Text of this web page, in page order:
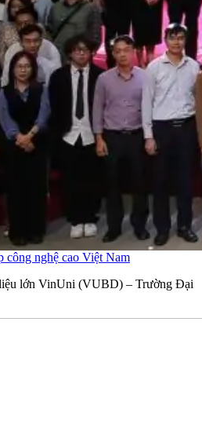
công nghệ cao Việt Nam
lớn VinUni (VUBD) – Trường Đại